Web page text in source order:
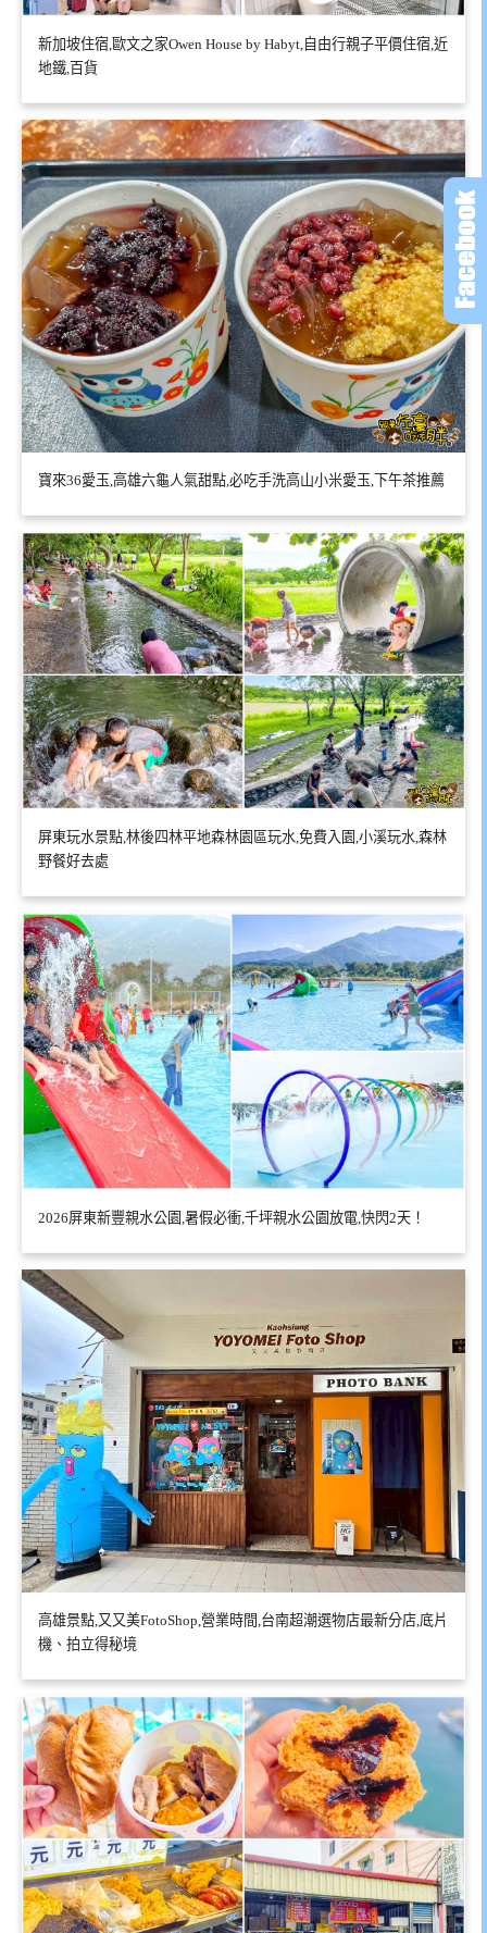
新加坡住宿,歐文之家Owen House by Habyt,自由行親子平價住宿,近
地鐵,百貨
寶來36愛玉,高雄六龜人氣甜點,必吃手洗高山小米愛玉,下午茶推薦
屏東玩水景點,林後四林平地森林園區玩水,免費入園,小溪玩水,森林
野餐好去處
2026屏東新豐親水公園,暑假必衝,千坪親水公園放電,快閃2天！
高雄景點,又又美FotoShop,營業時間,台南超潮選物店最新分店,底片
機、拍立得秘境